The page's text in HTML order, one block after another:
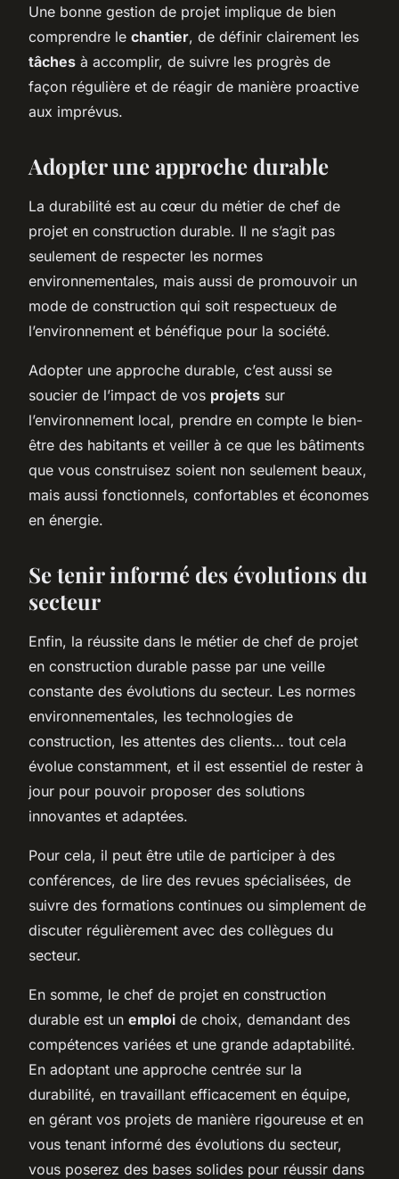
Une bonne gestion de projet implique de bien
comprendre le chantier, de définir clairement les
tâches à accomplir, de suivre les progrès de
façon régulière et de réagir de manière proactive
aux imprévus.
Adopter une approche durable
La durabilité est au cœur du métier de chef de
projet en construction durable. Il ne s’agit pas
seulement de respecter les normes
environnementales, mais aussi de promouvoir un
mode de construction qui soit respectueux de
l’environnement et bénéfique pour la société.
Adopter une approche durable, c’est aussi se
soucier de l’impact de vos projets sur
l’environnement local, prendre en compte le bien-
être des habitants et veiller à ce que les bâtiments
que vous construisez soient non seulement beaux,
mais aussi fonctionnels, confortables et économes
en énergie.
Se tenir informé des évolutions du
secteur
Enfin, la réussite dans le métier de chef de projet
en construction durable passe par une veille
constante des évolutions du secteur. Les normes
environnementales, les technologies de
construction, les attentes des clients… tout cela
évolue constamment, et il est essentiel de rester à
jour pour pouvoir proposer des solutions
innovantes et adaptées.
Pour cela, il peut être utile de participer à des
conférences, de lire des revues spécialisées, de
suivre des formations continues ou simplement de
discuter régulièrement avec des collègues du
secteur.
En somme, le chef de projet en construction
durable est un emploi de choix, demandant des
compétences variées et une grande adaptabilité.
En adoptant une approche centrée sur la
durabilité, en travaillant efficacement en équipe,
en gérant vos projets de manière rigoureuse et en
vous tenant informé des évolutions du secteur,
vous poserez des bases solides pour réussir dans